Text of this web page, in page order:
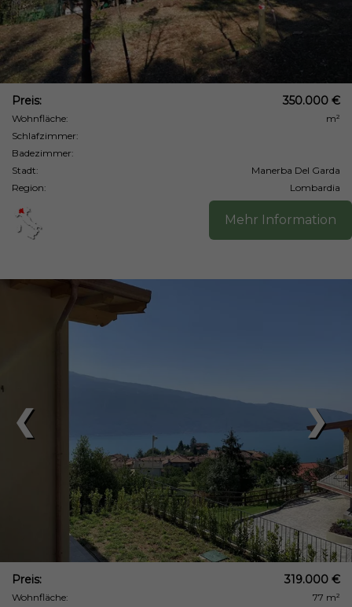
Preis: 350.000 €
Wohnfläche:
m²
Schlafzimmer:
Badezimmer:
Stadt:
Manerba Del Garda
Region:
Lombardia
Mehr Information
❯
❮
Preis: 319.000 €
Wohnfläche:
77 m²